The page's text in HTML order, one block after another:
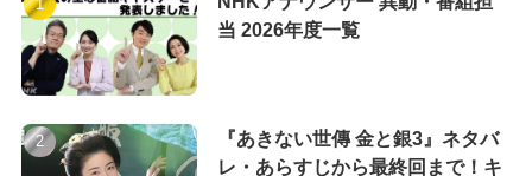
当 2026年度一覧
『あきない世傳 金と銀3』ネタバ
レ・あらすじから最終回まで！キ